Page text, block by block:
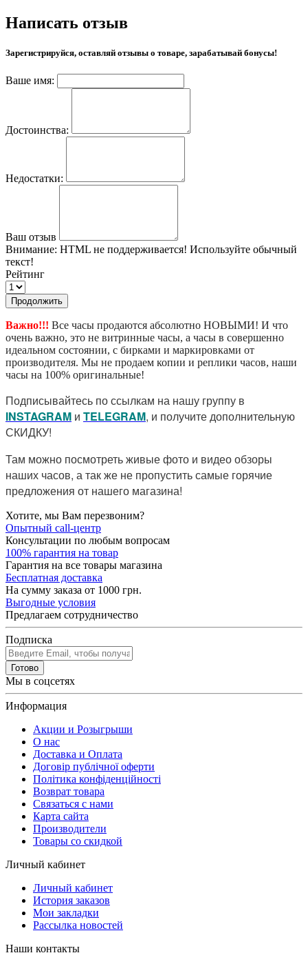
Написать отзыв
Зарегистрируйся, оставляй отзывы о товаре, зарабатывай бонусы!
Ваше имя:
Достоинства:
Недостатки:
Ваш отзыв
Внимание: HTML не поддерживается! Используйте обычный
текст!
Рейтинг
Продолжить
Важно!!! Все часы продаются абсолютно НОВЫМИ! И что
очень важно, это не витринные часы, а часы в совершенно
идеальном состоянии, с бирками и маркировками от
производителя. Мы не продаем копии и реплики часов, наши
часы на 100% оригинальные!
Подписывайтесь по ссылкам на нашу группу в
INSTAGRAM и TELEGRAM, и получите дополнительную
СКИДКУ!
Там можно посмотреть живые фото и видео обзоры
наших часов, а так же не пропустить самые горячие
предложения от нашего магазина!
Хотите, мы Вам перезвоним?
Опытный call-центр
Консультации по любым вопросам
100% гарантия на товар
Гарантия на все товары магазина
Бесплатная доставка
На сумму заказа от 1000 грн.
Выгодные условия
Предлагаем сотрудничество
Подписка
Готово
Мы в соцсетях
Информация
Акции и Розыгрыши
О нас
Доставка и Оплата
Договір публічної оферти
Політика конфіденційності
Возврат товара
Связаться с нами
Карта сайта
Производители
Товары со скидкой
Личный кабинет
Личный кабинет
История заказов
Мои закладки
Рассылка новостей
Наши контакты